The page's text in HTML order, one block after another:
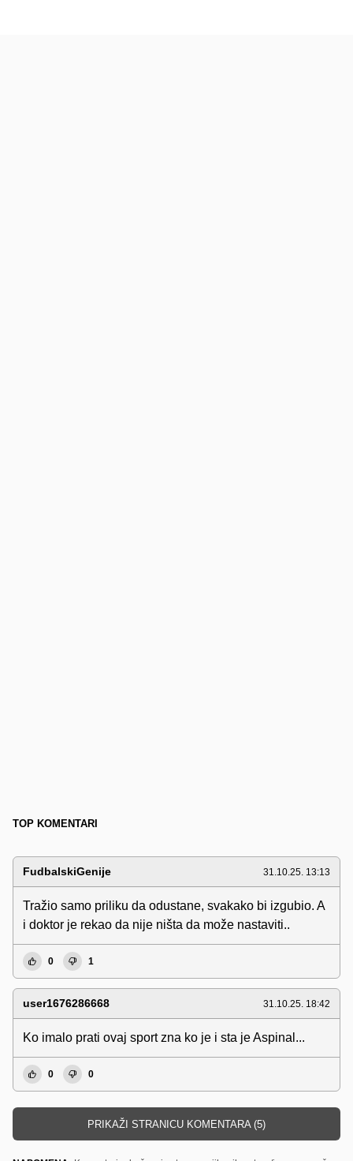
TOP KOMENTARI
FudbalskiGenije 31.10.25. 13:13
Tražio samo priliku da odustane, svakako bi izgubio. A
i doktor je rekao da nije ništa da može nastaviti..
0 1
user1676286668 31.10.25. 18:42
Ko imalo prati ovaj sport zna ko je i sta je Aspinal...
0 0
PRIKAŽI STRANICU KOMENTARA (5)